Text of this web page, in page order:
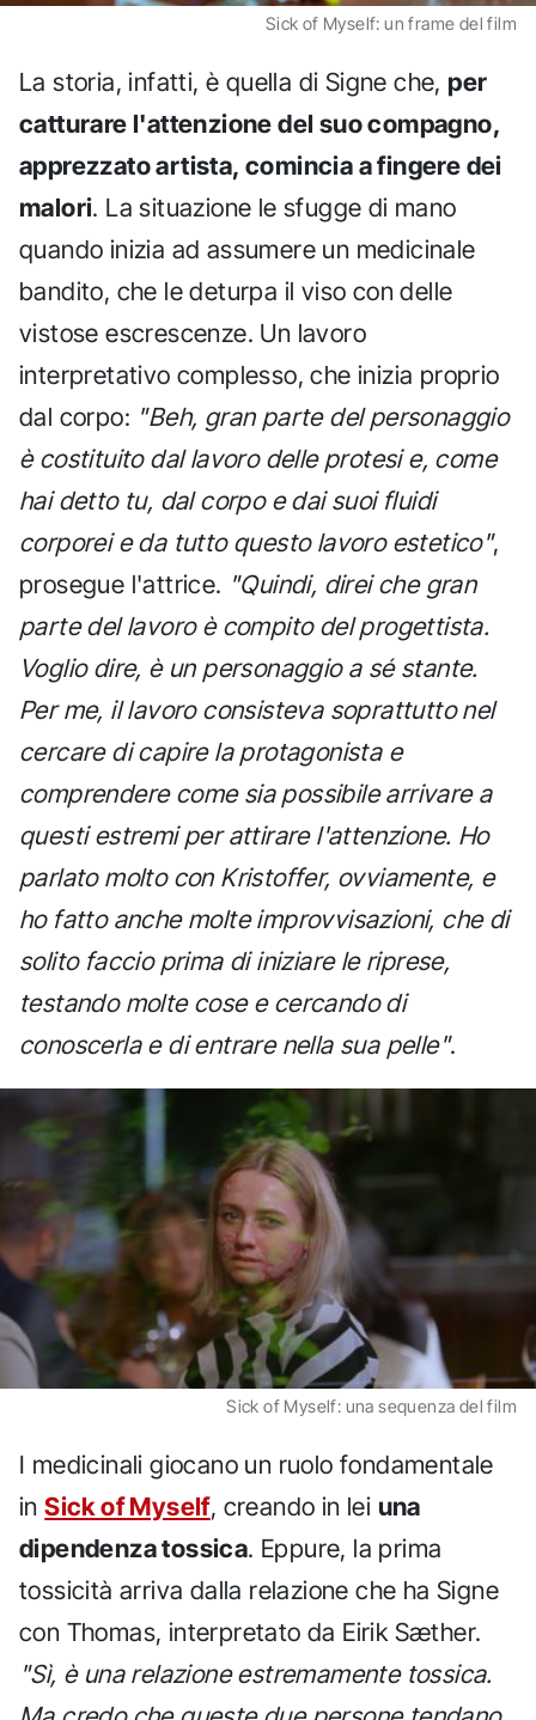
Sick of Myself: un frame del film
La storia, infatti, è quella di Signe che, per
catturare l'attenzione del suo compagno,
apprezzato artista, comincia a fingere dei
malori. La situazione le sfugge di mano
quando inizia ad assumere un medicinale
bandito, che le deturpa il viso con delle
vistose escrescenze. Un lavoro
interpretativo complesso, che inizia proprio
dal corpo: "Beh, gran parte del personaggio
è costituito dal lavoro delle protesi e, come
hai detto tu, dal corpo e dai suoi fluidi
corporei e da tutto questo lavoro estetico",
prosegue l'attrice. "Quindi, direi che gran
parte del lavoro è compito del progettista.
Voglio dire, è un personaggio a sé stante.
Per me, il lavoro consisteva soprattutto nel
cercare di capire la protagonista e
comprendere come sia possibile arrivare a
questi estremi per attirare l'attenzione. Ho
parlato molto con Kristoffer, ovviamente, e
ho fatto anche molte improvvisazioni, che di
solito faccio prima di iniziare le riprese,
testando molte cose e cercando di
conoscerla e di entrare nella sua pelle".
Sick of Myself: una sequenza del film
I medicinali giocano un ruolo fondamentale
inSick of Myself, creando in lei una
dipendenza tossica. Eppure, la prima
tossicità arriva dalla relazione che ha Signe
con Thomas, interpretato da Eirik Sæther.
"Sì, è una relazione estremamente tossica.